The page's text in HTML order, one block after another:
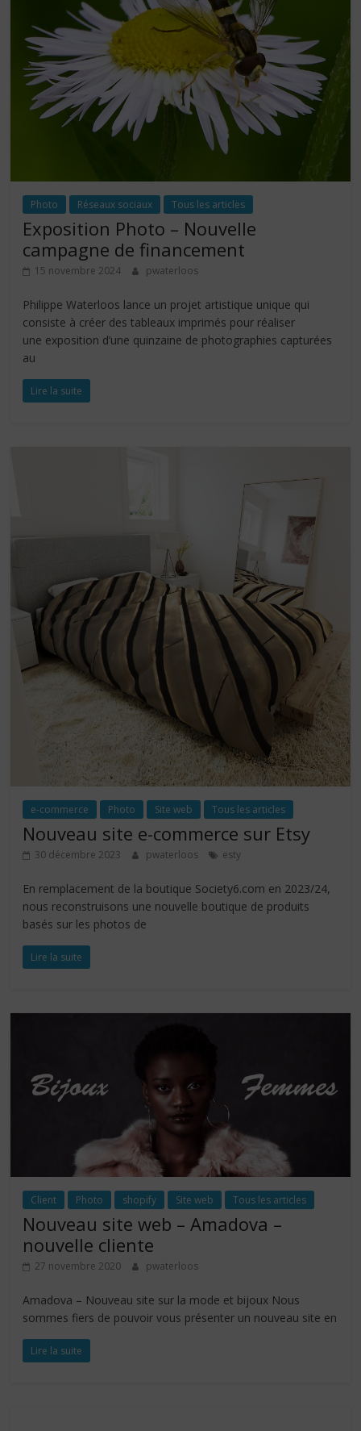
Photo Réseaux sociaux Tous les articles
Exposition Photo – Nouvelle
campagne de financement
15 novembre 2024 pwaterloos
Philippe Waterloos lance un projet artistique unique qui
consiste à créer des tableaux imprimés pour réaliser
une exposition d’une quinzaine de photographies capturées
au
Lire la suite
e-commerce Photo Site web Tous les articles
Nouveau site e-commerce sur Etsy
30 décembre 2023 pwaterloos esty
En remplacement de la boutique Society6.com en 2023/24,
nous reconstruisons une nouvelle boutique de produits
basés sur les photos de
Lire la suite
Client Photo shopify Site web Tous les articles
Nouveau site web – Amadova –
nouvelle cliente
27 novembre 2020 pwaterloos
Amadova – Nouveau site sur la mode et bijoux Nous
sommes fiers de pouvoir vous présenter un nouveau site en
Lire la suite